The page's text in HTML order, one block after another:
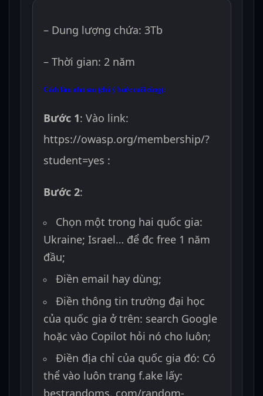
– Dung lượng chứa: 3Tb
– Thời gian: 2 năm
Cách làm như sau (chú ý bước cuối cùng):
Bước 1: Vào link:
https://owasp.org/membership/?
student=yes :
Bước 2:
Chọn một trong hai quốc gia:
Ukraine; Israel… để đc free 1 năm
đầu;
Điền email hay dùng;
Điền thông tin trường đại học
của quốc gia ở trên: search Google
hoặc vào Copilot hỏi nó cho luôn;
Điền địa chỉ của quốc gia đó: Có
thể vào luôn trang f.ake lấy: